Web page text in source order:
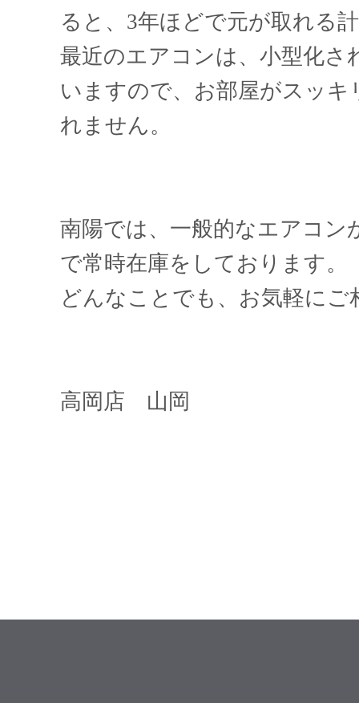
ると、3年ほどで元が取れる
最近のエアコンは、小型化
いますので、お部屋がスッ
れません。
南陽では、一般的なエアコン
で常時在庫をしております。
どんなことでも、お気軽にご
高岡店 山岡